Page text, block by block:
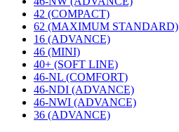
42 (COMPACT)
62 (MAXIMUM STANDARD)
16 (ADVANCE)
46 (MINI)
40+ (SOFT LINE)
46-NL (COMFORT)
46-NDI (ADVANCE)
46-NWI (ADVANCE)
36 (ADVANCE)